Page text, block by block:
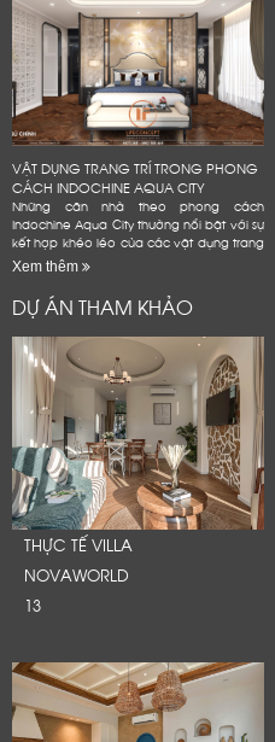
VẬT DỤNG TRANG TRÍ TRONG PHONG
CÁCH INDOCHINE AQUA CITY
Những căn nhà theo phong cách
Indochine Aqua City thường nổi bật với sự
kết hợp khéo léo của các vật dụng trang
trí mang đậm dấu ấn văn hóa Đông
Xem thêm
DỰ ÁN THAM KHẢO
THỰC TẾ VILLA
NOVAWORLD
13